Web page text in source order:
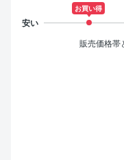
お買い得
販売価格帯